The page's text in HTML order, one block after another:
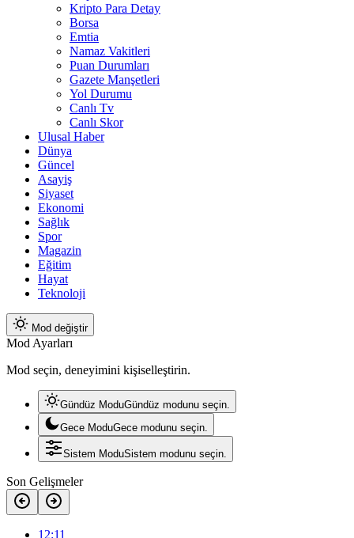
Kripto Para Detay
Borsa
Emtia
Namaz Vakitleri
Puan Durumları
Gazete Manşetleri
Yol Durumu
Canlı Tv
Canlı Skor
Ulusal Haber
Dünya
Güncel
Asayiş
Siyaset
Ekonomi
Sağlık
Spor
Magazin
Eğitim
Hayat
Teknoloji
Mod değiştir
Mod Ayarları
Mod seçin, deneyimini kişiselleştirin.
Gündüz ModuGündüz modunu seçin.
Gece ModuGece modunu seçin.
Sistem ModuSistem modunu seçin.
Son Gelişmeler
12:11